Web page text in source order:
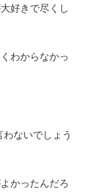
好きで尽くし
わからなかっ
ないでしょう
かったんだろ